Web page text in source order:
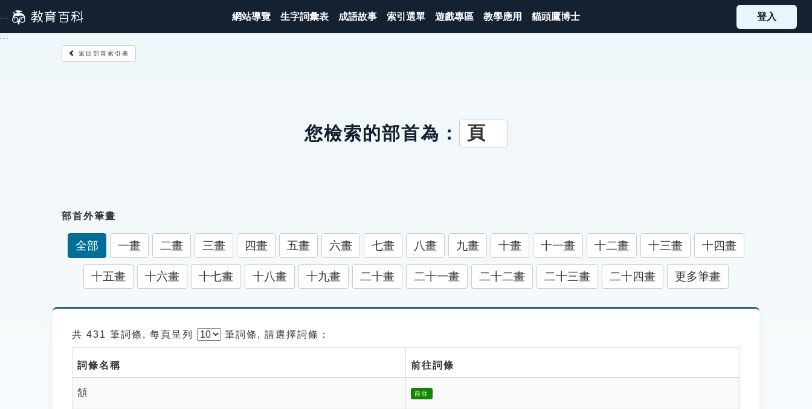
到
主
::: 網站導覽 生字詞彙表 成語故事 索引選單 遊戲專區 教學應用 貓頭鷹博士 登入
:::
返回部首索引表
您檢索的部首為： 頁
部首外筆畫
全部 一畫 二畫 三畫 四畫 五畫 六畫 七畫 八畫 九畫 十畫 十一畫 十二畫 十三畫 十四畫
十五畫 十六畫 十七畫 十八畫 十九畫 二十畫 二十一畫 二十二畫 二十三畫 二十四畫 更多筆畫
共 431 筆詞條, 每頁呈列 筆詞條, 請選擇詞條：
詞條名稱 前往詞條
頷 前往